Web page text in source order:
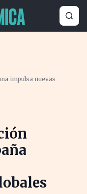
impulsa nuevas